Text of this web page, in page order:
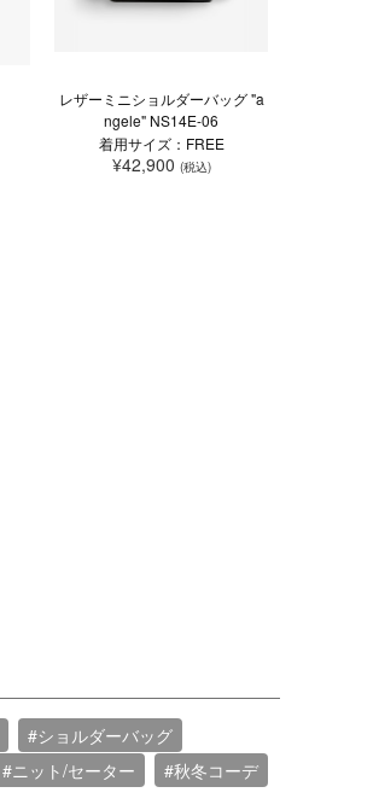
レザーミニショルダーバッグ "a
ngele" NS14E-06
着用サイズ：FREE
¥42,900 (税込)
#ショルダーバッグ
#ニット/セーター
#秋冬コーデ